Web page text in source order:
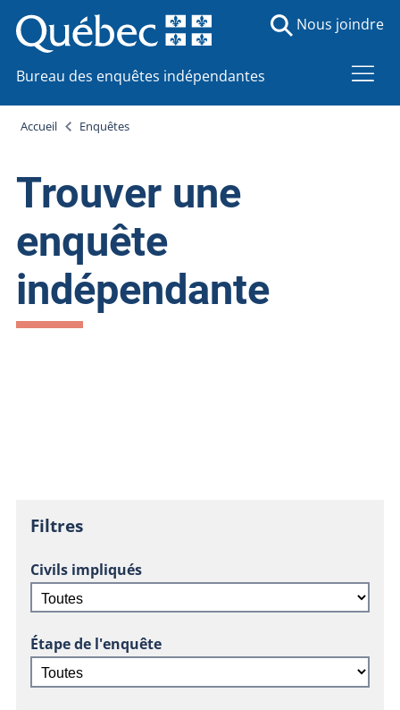
Bureau des enquêtes indépendantes
Nous joindre
Accueil Enquêtes
Trouver une
enquête
indépendante
Filtres
Civils impliqués
Étape de l'enquête